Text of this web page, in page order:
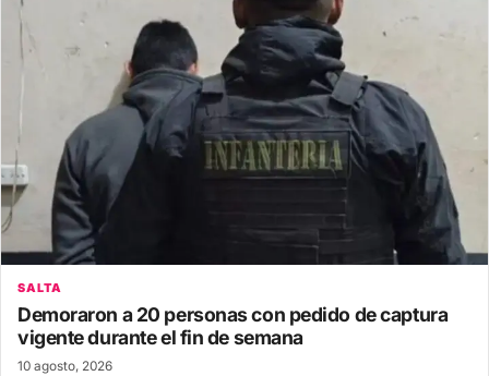
SALTA
Demoraron a 20 personas con pedido de captura
vigente durante el fin de semana
10 agosto, 2026